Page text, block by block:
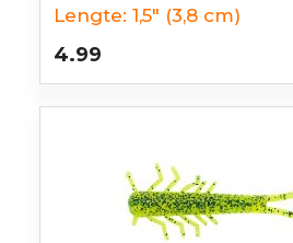
Lengte: 1,5" (3,8 cm)
4.99